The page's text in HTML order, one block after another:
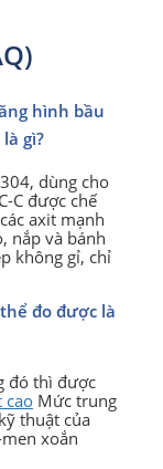
hình bầu
gì?
dùng cho
C được chế
axit mạnh
nắp và bánh
không gỉ, chỉ
đo được là
đó thì được
caoMức trung
thuật của
xoắn